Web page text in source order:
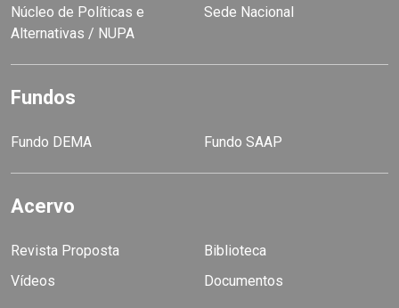
Núcleo de Políticas e
Alternativas / NUPA
Sede Nacional
Fundos
Fundo DEMA Fundo SAAP
Acervo
Revista Proposta
Biblioteca
Vídeos
Documentos